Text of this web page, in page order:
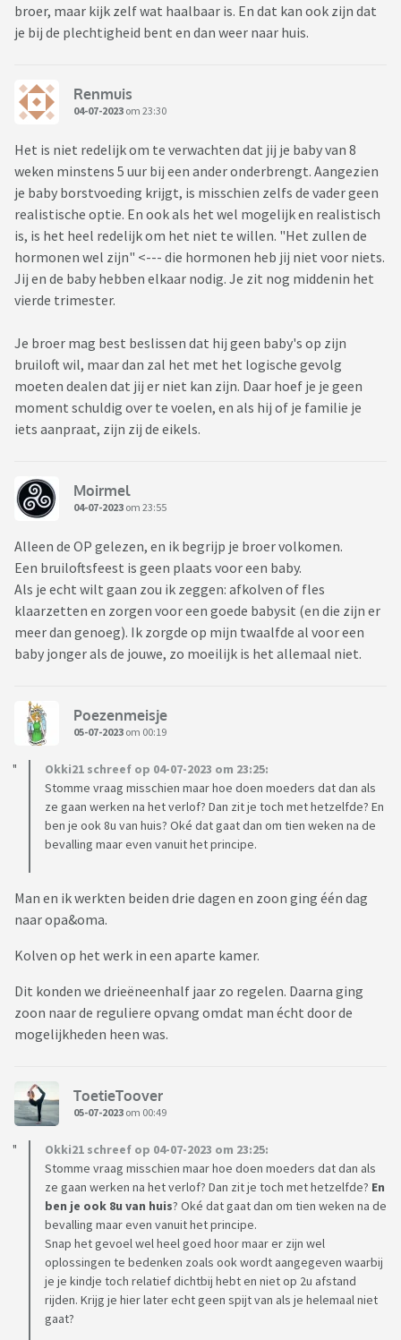
broer, maar kijk zelf wat haalbaar is. En dat kan ook zijn dat
je bij de plechtigheid bent en dan weer naar huis.
Renmuis
04-07-2023 om 23:30
Het is niet redelijk om te verwachten dat jij je baby van 8
weken minstens 5 uur bij een ander onderbrengt. Aangezien
je baby borstvoeding krijgt, is misschien zelfs de vader geen
realistische optie. En ook als het wel mogelijk en realistisch
is, is het heel redelijk om het niet te willen. "Het zullen de
hormonen wel zijn" <--- die hormonen heb jij niet voor niets.
Jij en de baby hebben elkaar nodig. Je zit nog middenin het
vierde trimester.
Je broer mag best beslissen dat hij geen baby's op zijn
bruiloft wil, maar dan zal het met het logische gevolg
moeten dealen dat jij er niet kan zijn. Daar hoef je je geen
moment schuldig over te voelen, en als hij of je familie je
iets aanpraat, zijn zij de eikels.
Moirmel
04-07-2023 om 23:55
Alleen de OP gelezen, en ik begrijp je broer volkomen.
Een bruiloftsfeest is geen plaats voor een baby.
Als je echt wilt gaan zou ik zeggen: afkolven of fles
klaarzetten en zorgen voor een goede babysit (en die zijn er
meer dan genoeg). Ik zorgde op mijn twaalfde al voor een
baby jonger als de jouwe, zo moeilijk is het allemaal niet.
Poezenmeisje
05-07-2023 om 00:19
Okki21 schreef op 04-07-2023 om 23:25:
Stomme vraag misschien maar hoe doen moeders dat dan als
ze gaan werken na het verlof? Dan zit je toch met hetzelfde? En
ben je ook 8u van huis? Oké dat gaat dan om tien weken na de
bevalling maar even vanuit het principe.
Man en ik werkten beiden drie dagen en zoon ging één dag
naar opa&oma.
Kolven op het werk in een aparte kamer.
Dit konden we drieëneenhalf jaar zo regelen. Daarna ging
zoon naar de reguliere opvang omdat man écht door de
mogelijkheden heen was.
ToetieToover
05-07-2023 om 00:49
Okki21 schreef op 04-07-2023 om 23:25:
Stomme vraag misschien maar hoe doen moeders dat dan als
ze gaan werken na het verlof? Dan zit je toch met hetzelfde? En
ben je ook 8u van huis? Oké dat gaat dan om tien weken na de
bevalling maar even vanuit het principe.
Snap het gevoel wel heel goed hoor maar er zijn wel
oplossingen te bedenken zoals ook wordt aangegeven waarbij
je je kindje toch relatief dichtbij hebt en niet op 2u afstand
rijden. Krijg je hier later echt geen spijt van als je helemaal niet
gaat?